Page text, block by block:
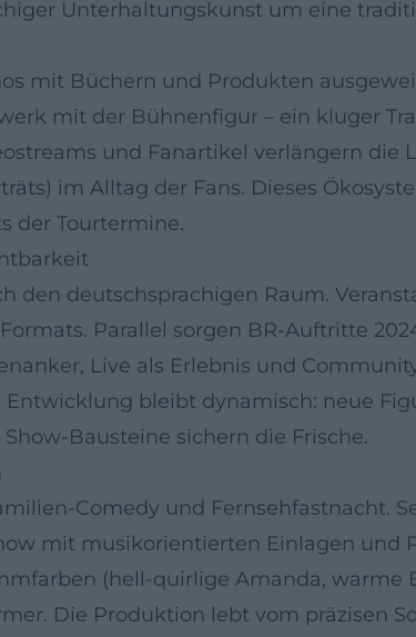
Unterhaltungskunst um eine
mit Büchern und Produkten
mit der Bühnenfigur – ein kluger
und Fanartikel verlängern
im Alltag der Fans. Dieses
der Tourtermine.
den deutschsprachigen Raum.
Parallel sorgen BR-Auftritte
Live als Erlebnis und
bleibt dynamisch: neue
Bausteine sichern die Frische.
Comedy und Fernsehfastnacht.
mit musikorientierten Einlagen und
(hell-quirlige Amanda, warme
Die Produktion lebt vom präzisen